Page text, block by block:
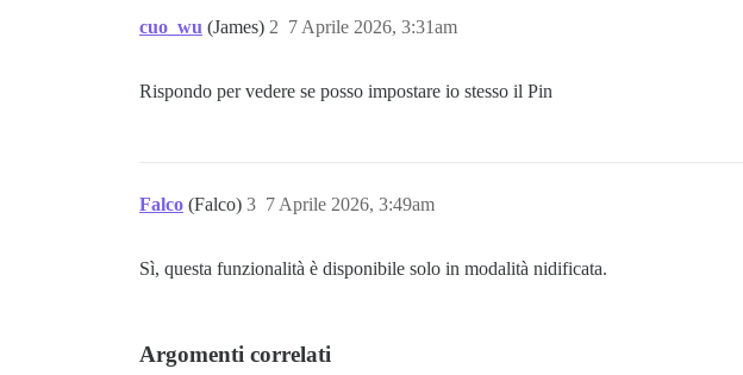
cuo_wu (James) 7 Aprile 2026, 3:31am
2
Rispondo per vedere se posso impostare io stesso il Pin
Falco (Falco) 7 Aprile 2026, 3:49am
3
Sì, questa funzionalità è disponibile solo in modalità nidificata.
Argomenti correlati